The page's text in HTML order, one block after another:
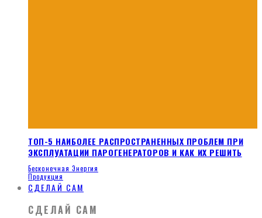
ТОП-5 НАИБОЛЕЕ РАСПРОСТРАНЕННЫХ ПРОБЛЕМ ПРИ
ЭКСПЛУАТАЦИИ ПАРОГЕНЕРАТОРОВ И КАК ИХ РЕШИТЬ
Бесконечная Энергия
Продукция
СДЕЛАЙ САМ
СДЕЛАЙ САМ